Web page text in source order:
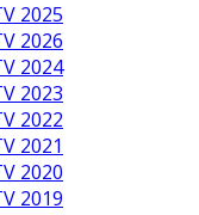
2025
2026
2024
2023
2022
2021
2020
2019